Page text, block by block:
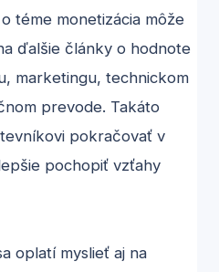
téme monetizácia môže
ďalšie články o hodnote
marketingu, technickom
prevode. Takáto
pokračovať v
pochopiť vzťahy
oplatí myslieť aj na